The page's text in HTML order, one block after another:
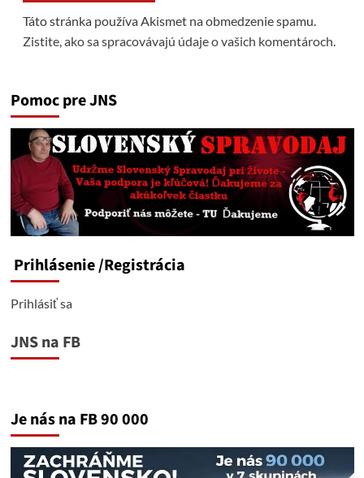
Táto stránka používa Akismet na obmedzenie spamu.
Zistite, ako sa spracovávajú údaje o vašich komentároch.
Pomoc pre JNS
Prihlásenie/Registrácia
Prihlásiť sa
JNS na FB
Je nás na FB 90 000